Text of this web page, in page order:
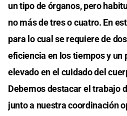
un tipo de órganos, pero
no más de tres o cuatro. En
para lo cual se requiere de
eficiencia en los tiempos y
elevado en el cuidado del
Debemos destacar el trabajo
junto a nuestra coordinación